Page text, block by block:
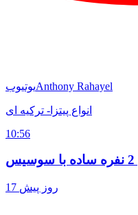
یوتیوبAnthony Rahayel
انواع پیتزا- ترکیه ای
10:56
17 روز پیش